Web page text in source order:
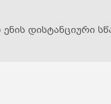
დისტანციური